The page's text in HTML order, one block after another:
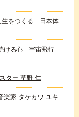
生をつくる 日本体
ける心 宇宙飛行
ター 草野 仁
家 タケカワ ユキ